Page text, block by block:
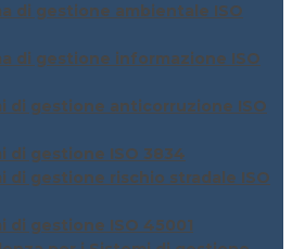
di gestione ambientale ISO
di gestione informazione ISO
di gestione anticorruzione ISO
di gestione ISO 3834
di gestione rischio stradale ISO
di gestione ISO 45001